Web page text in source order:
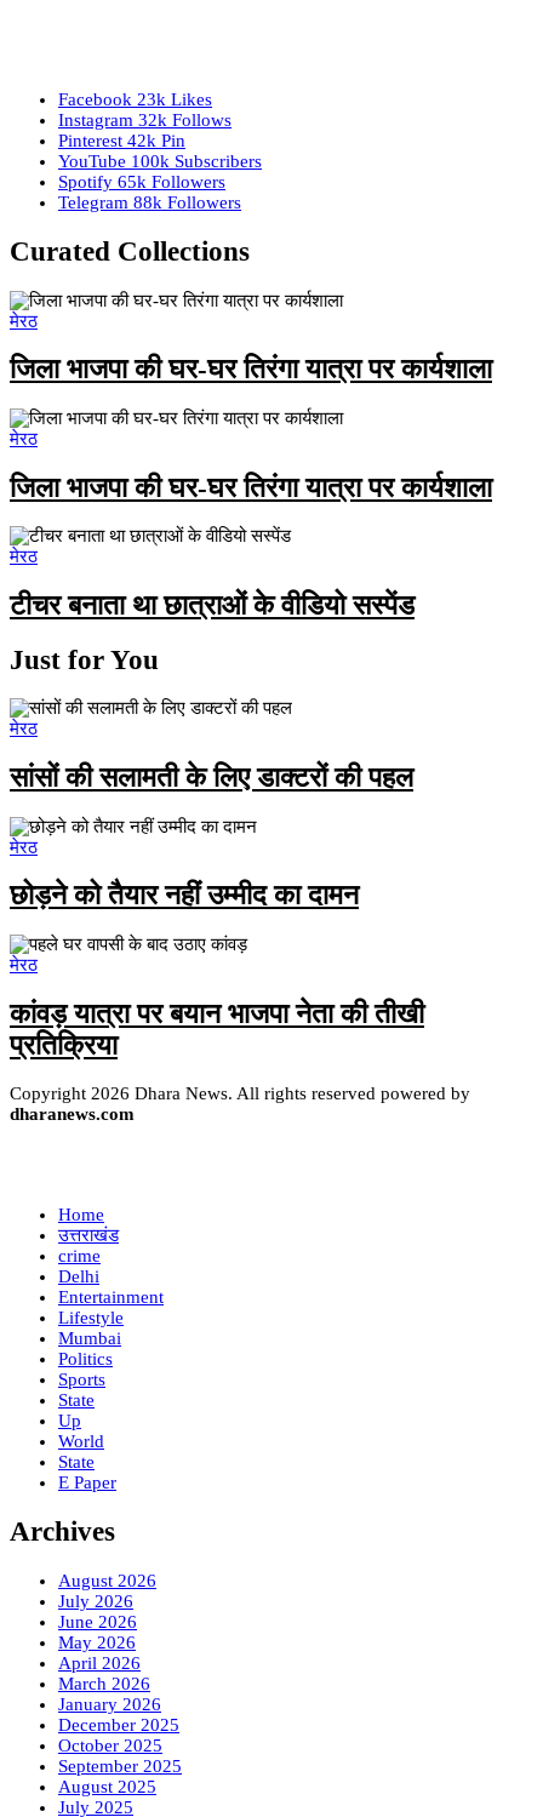
Facebook 23k Likes
Instagram 32k Follows
Pinterest 42k Pin
YouTube 100k Subscribers
Spotify 65k Followers
Telegram 88k Followers
Curated Collections
मेरठ
जिला भाजपा की घर-घर तिरंगा यात्रा पर कार्यशाला
मेरठ
जिला भाजपा की घर-घर तिरंगा यात्रा पर कार्यशाला
मेरठ
टीचर बनाता था छात्राओं के वीडियो सस्पेंड
Just for You
मेरठ
सांसों की सलामती के लिए डाक्टरों की पहल
मेरठ
छोड़ने को तैयार नहीं उम्मीद का दामन
मेरठ
कांवड़ यात्रा पर बयान भाजपा नेता की तीखी
प्रतिक्रिया
Copyright 2026 Dhara News. All rights reserved powered by
dharanews.com
Home
उत्तराखंड
crime
Delhi
Entertainment
Lifestyle
Mumbai
Politics
Sports
State
Up
World
State
E Paper
Archives
August 2026
July 2026
June 2026
May 2026
April 2026
March 2026
January 2026
December 2025
October 2025
September 2025
August 2025
July 2025